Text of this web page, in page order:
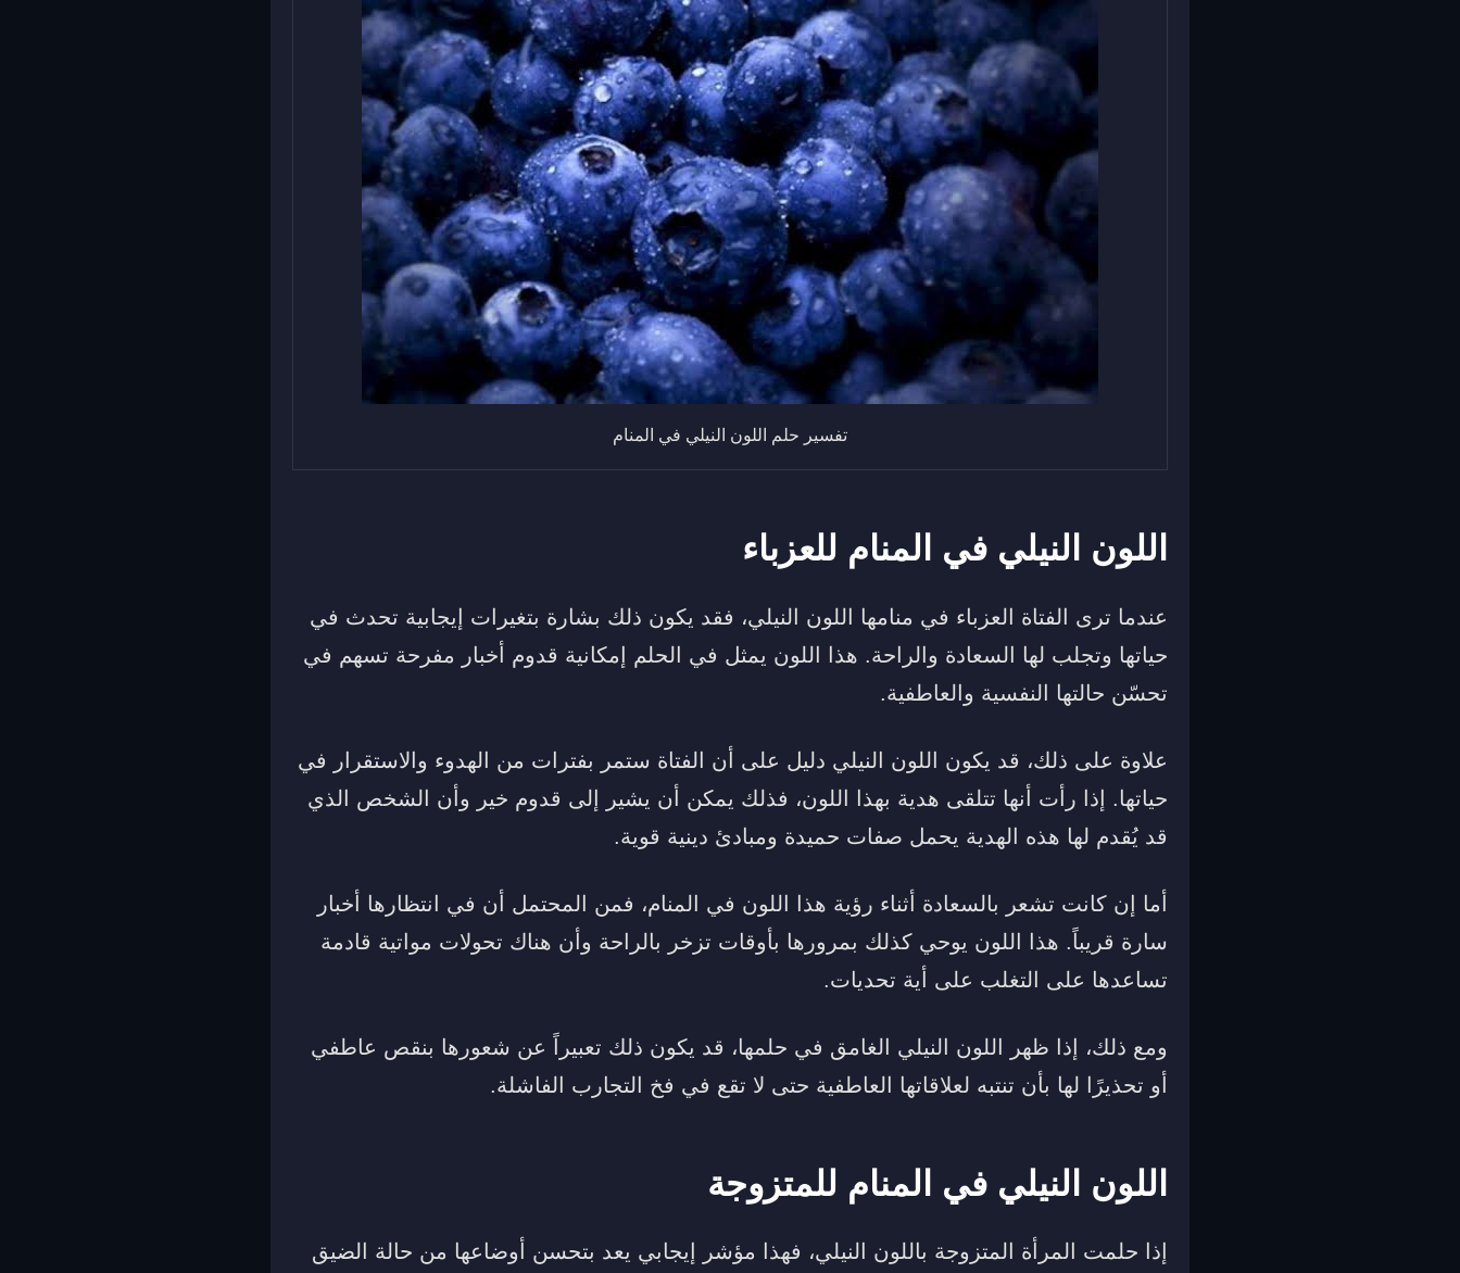
تفسير حلم اللون النيلي في المنام
اللون النيلي في المنام للعزباء
عندما ترى الفتاة العزباء في منامها اللون النيلي، فقد يكون ذلك بشارة بتغيرات إيجابية تحدث في
حياتها وتجلب لها السعادة والراحة. هذا اللون يمثل في الحلم إمكانية قدوم أخبار مفرحة تسهم في
تحسّن حالتها النفسية والعاطفية.
علاوة على ذلك، قد يكون اللون النيلي دليل على أن الفتاة ستمر بفترات من الهدوء والاستقرار في
حياتها. إذا رأت أنها تتلقى هدية بهذا اللون، فذلك يمكن أن يشير إلى قدوم خير وأن الشخص الذي
قد يُقدم لها هذه الهدية يحمل صفات حميدة ومبادئ دينية قوية.
أما إن كانت تشعر بالسعادة أثناء رؤية هذا اللون في المنام، فمن المحتمل أن في انتظارها أخبار
سارة قريباً. هذا اللون يوحي كذلك بمرورها بأوقات تزخر بالراحة وأن هناك تحولات مواتية قادمة
تساعدها على التغلب على أية تحديات.
ومع ذلك، إذا ظهر اللون النيلي الغامق في حلمها، قد يكون ذلك تعبيراً عن شعورها بنقص عاطفي
أو تحذيرًا لها بأن تنتبه لعلاقاتها العاطفية حتى لا تقع في فخ التجارب الفاشلة.
اللون النيلي في المنام للمتزوجة
إذا حلمت المرأة المتزوجة باللون النيلي، فهذا مؤشر إيجابي يعد بتحسن أوضاعها من حالة الضيق